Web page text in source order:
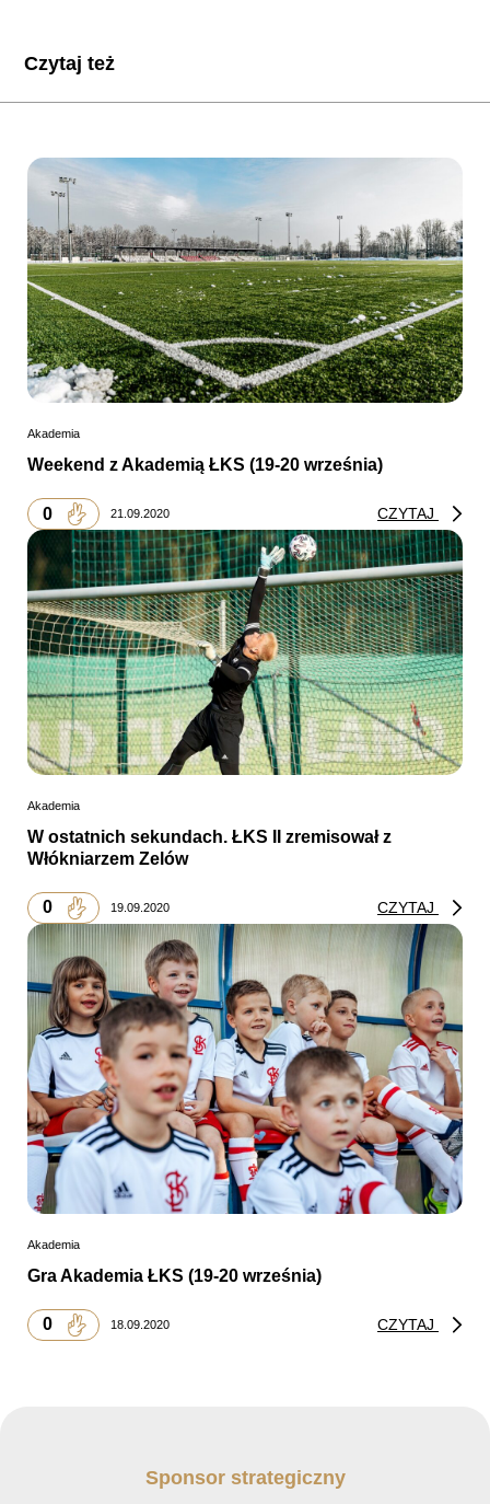
Czytaj też
Akademia
Weekend z Akademią ŁKS (19-20 września)
0 21.09.2020 CZYTAJ
Akademia
W ostatnich sekundach. ŁKS II zremisował z
Włókniarzem Zelów
0 19.09.2020 CZYTAJ
Akademia
Gra Akademia ŁKS (19-20 września)
0 18.09.2020 CZYTAJ
Sponsor strategiczny